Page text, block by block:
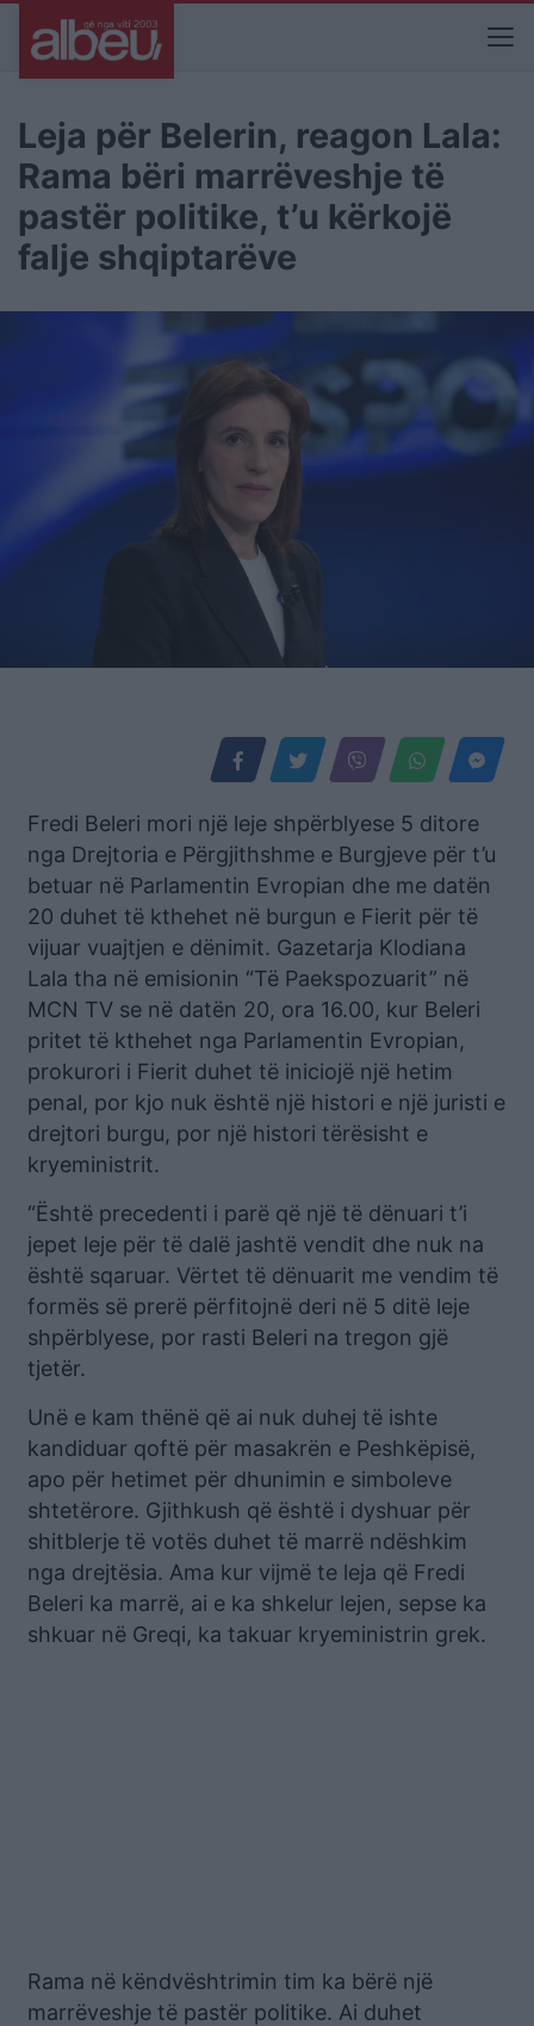
Leja për Belerin, reagon Lala:
Rama bëri marrëveshje të
pastër politike, t’u kërkojë
falje shqiptarëve
Fredi Beleri mori një leje shpërblyese 5 ditore
nga Drejtoria e Përgjithshme e Burgjeve për t’u
betuar në Parlamentin Evropian dhe me datën
20 duhet të kthehet në burgun e Fierit për të
vijuar vuajtjen e dënimit. Gazetarja Klodiana
Lala tha në emisionin “Të Paekspozuarit” në
MCN TV se në datën 20, ora 16.00, kur Beleri
pritet të kthehet nga Parlamentin Evropian,
prokurori i Fierit duhet të iniciojë një hetim
penal, por kjo nuk është një histori e një juristi e
drejtori burgu, por një histori tërësisht e
kryeministrit.
“Është precedenti i parë që një të dënuari t’i
jepet leje për të dalë jashtë vendit dhe nuk na
është sqaruar. Vërtet të dënuarit me vendim të
formës së prerë përfitojnë deri në 5 ditë leje
shpërblyese, por rasti Beleri na tregon gjë
tjetër.
Unë e kam thënë që ai nuk duhej të ishte
kandiduar qoftë për masakrën e Peshkëpisë,
apo për hetimet për dhunimin e simboleve
shtetërore. Gjithkush që është i dyshuar për
shitblerje të votës duhet të marrë ndëshkim
nga drejtësia. Ama kur vijmë te leja që Fredi
Beleri ka marrë, ai e ka shkelur lejen, sepse ka
shkuar në Greqi, ka takuar kryeministrin grek.
Rama në këndvështrimin tim ka bërë një
marrëveshje të pastër politike. Ai duhet